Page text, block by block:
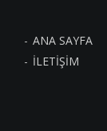
ANA SAYFA
İLETİŞİM